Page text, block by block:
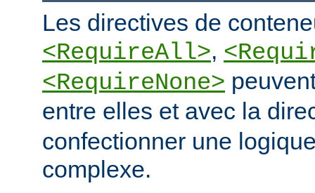
Les directives de
<RequireAll>,
<RequireNone>
entre elles et avec la
confectionner une
complexe.